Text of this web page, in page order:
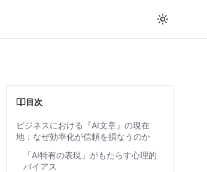
目次
ビジネスにおける『AI文章』の現在
地：なぜ効率化が信頼を損なうのか
「AI特有の表現」がもたらす心理的
バイアス